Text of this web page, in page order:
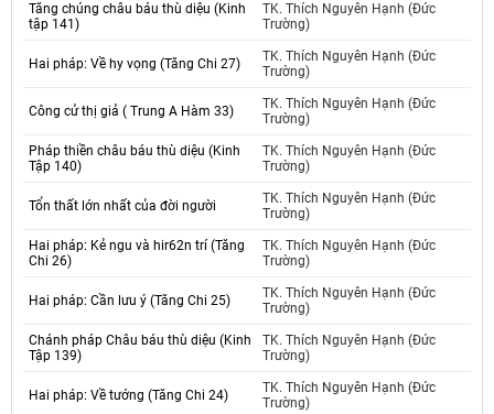
Tăng chúng châu báu thù diệu (Kinh
tập 141)
TK. Thích Nguyên Hạnh (Đức
Trường)
Hai pháp: Về hy vọng (Tăng Chi 27)
TK. Thích Nguyên Hạnh (Đức
Trường)
Công cử thị giả ( Trung A Hàm 33)
TK. Thích Nguyên Hạnh (Đức
Trường)
Pháp thiền châu báu thù diệu (Kinh
Tập 140)
TK. Thích Nguyên Hạnh (Đức
Trường)
Tổn thất lớn nhất của đời người
TK. Thích Nguyên Hạnh (Đức
Trường)
Hai pháp: Kẻ ngu và hir62n trí (Tăng
Chi 26)
TK. Thích Nguyên Hạnh (Đức
Trường)
Hai pháp: Cần lưu ý (Tăng Chi 25)
TK. Thích Nguyên Hạnh (Đức
Trường)
Chánh pháp Châu báu thù diệu (Kinh
Tập 139)
TK. Thích Nguyên Hạnh (Đức
Trường)
Hai pháp: Về tướng (Tăng Chi 24)
TK. Thích Nguyên Hạnh (Đức
Trường)